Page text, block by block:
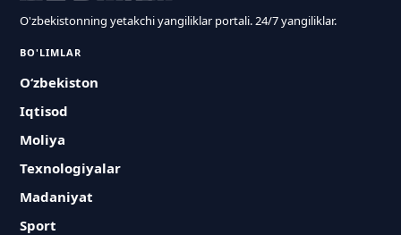
O'zbekistonning yetakchi yangiliklar portali. 24/7 yangiliklar.
BO'LIMLAR
O‘zbekiston
Iqtisod
Moliya
Texnologiyalar
Madaniyat
Sport